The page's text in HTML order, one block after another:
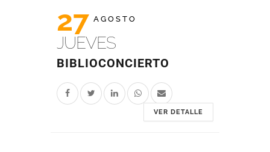
27 AGOSTO
JUEVES
BIBLIOCONCIERTO
VER DETALLE